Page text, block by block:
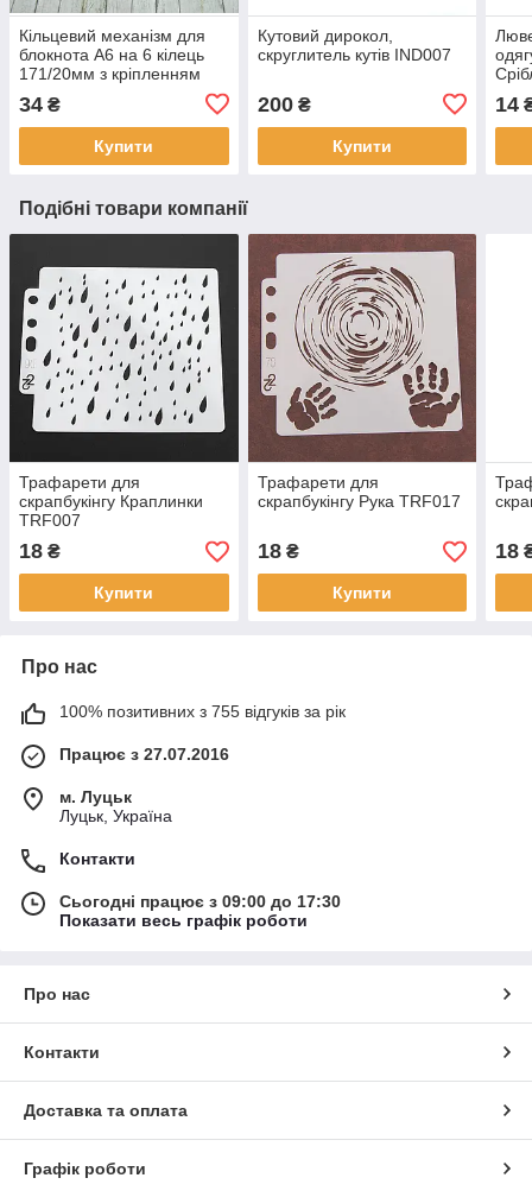
Кільцевий механізм для
блокнота А6 на 6 кілець
171/20мм з кріпленням
34 ₴
Купити
Кутовий дирокол,
скруглитель кутів IND007
200₴
Купити
14
Подібні товари компанії
Трафарети для
скрапбукінгу Краплинки
TRF007
18 ₴
Купити
Трафарети для
скрапбукінгу Рука TRF017
18₴
Купити
18
Про нас
100% позитивних з 755 відгуків за рік
Працює з 27.07.2016
м. Луцьк
Луцьк, Україна
Контакти
Сьогодні працює з 09:00 до 17:30
Показати весь графік роботи
Про нас
Контакти
Доставка та оплата
Графік роботи